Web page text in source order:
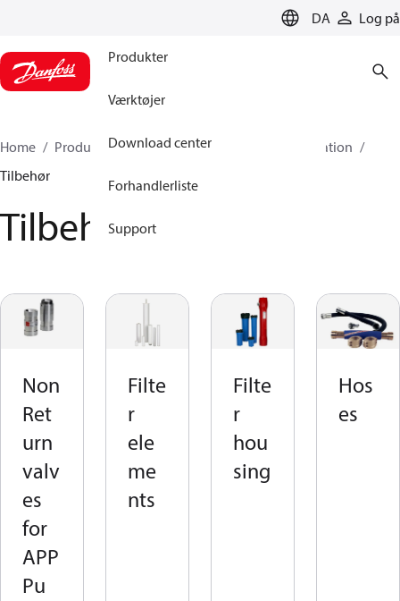
DA Log på
Produkter
Værktøjer
Download center
Forhandlerliste
Support
Home Produkter High pressure pumps
Desalination
Tilbehør
Tilbehør
Non
Ret
urn
valv
es
for
APP
Pu
Filte
r
ele
me
nts
Filte
r
hou
sing
Hos
es